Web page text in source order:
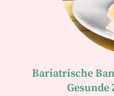
Bariatrische